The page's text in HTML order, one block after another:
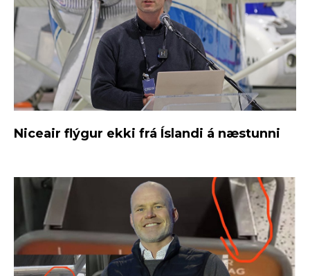
Niceair flýgur ekki frá Íslandi á næstunni